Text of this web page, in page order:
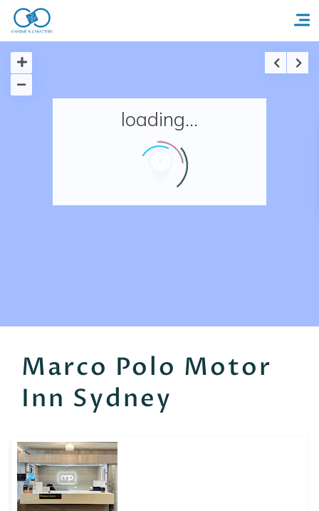
Accueil
Nos adresses en France
loading...
Marco Polo Motor
Inn Sydney